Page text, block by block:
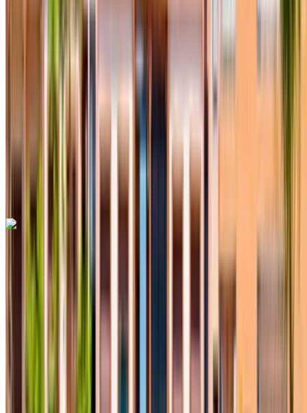
Crossover
/ gün
Avenue des FAR, Fes
Avenue des FAR, Fes